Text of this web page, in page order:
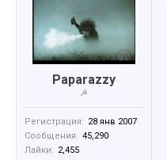
Paparazzy
☭
Регистрация: 28 янв 2007
Сообщения: 45,290
Лайки: 2,455